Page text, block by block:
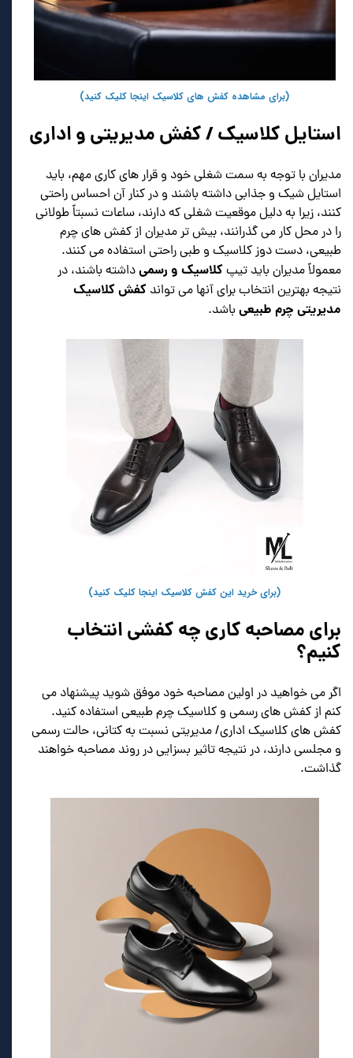
(برای مشاهده کفش های کلاسیک اینجا کلیک کنید)
استایل کلاسیک / کفش مدیریتی و اداری
مدیران با توجه به سمت شغلی خود و قرار های کاری مهم، باید
استایل شیک و جذابی داشته باشند و در کنار آن احساس راحتی
کنند، زیرا به دلیل موقعیت شغلی که دارند، ساعات نسبتاً طولانی
را در محل کار می گذرانند، بیش تر مدیران از کفش های چرم
طبیعی، دست دوز کلاسیک و طبی راحتی استفاده می کنند.
معمولاً مدیران باید تیپکلاسیک و رسمیداشته باشند، در
نتیجه بهترین انتخاب برای آنها می تواند کفش کلاسیک
مدیریتی چرم طبیعی باشد.
(برای خرید این کفش کلاسیک اینجا کلیک کنید)
برای مصاحبه کاری چه کفشی انتخاب
کنیم؟
اگر می خواهید در اولین مصاحبه خود موفق شوید پیشنهاد می
کنم از کفش های رسمی و کلاسیک چرم طبیعی استفاده کنید.
کفش های کلاسیک اداری/ مدیریتی نسبت به کتانی، حالت رسمی
و مجلسی دارند، در نتیجه تاثیر بسزایی در روند مصاحبه خواهند
گذاشت.